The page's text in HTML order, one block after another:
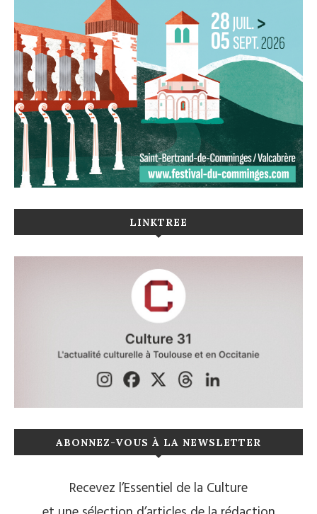
LINKTREE
ABONNEZ-VOUS À LA NEWSLETTER
Recevez l’Essentiel de la Culture